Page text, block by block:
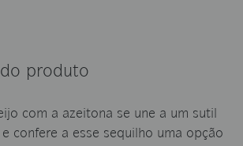
produto
com a azeitona se une a um sutil
confere a esse sequilho uma opção